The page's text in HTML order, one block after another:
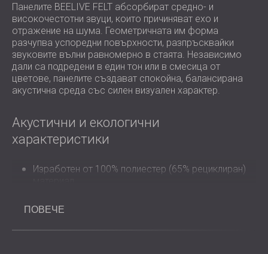
Панелите BEELIVE FELT абсорбират средно- и
високочестотни звуци, които причиняват ехо и
отражение на шума. Геометричната им форма
разчупва успоредни повърхности, разпръсквайки
звуковите вълни равномерно в стаята. Независимо
дали са подредени в един тон или в смесица от
цветове, панелите създават спокойна, балансирана
акустична среда със силен визуален характер.
Акустични и екологични
характеристики
Изработен от 100% полиестер (65% рециклиран)
зависимост от настройката)
Класификация на пожароустойчивост: B–s1, d0
(EN 13501-1)
ПОВЕЧЕ